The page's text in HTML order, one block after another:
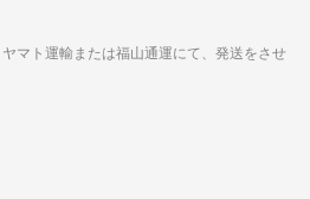
マト運輸または福山通運にて、発送をさせ